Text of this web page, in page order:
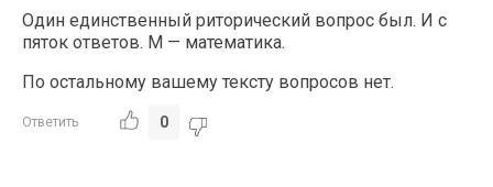
Один единственный риторический вопрос был. И с
пяток ответов. М — математика.
По остальному вашему тексту вопросов нет.
Ответить 0